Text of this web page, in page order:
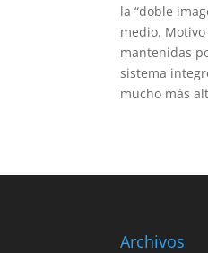
la “doble
medio.
mantenidas
sistema
mucho más
Archivos